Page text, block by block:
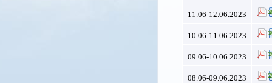
11.06-12.06.2023
10.06-11.06.2023
09.06-10.06.2023
08.06-09.06.2023